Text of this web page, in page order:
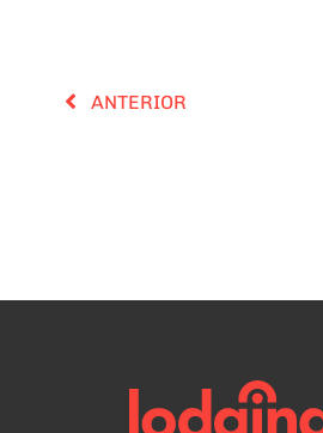
ANTERIOR